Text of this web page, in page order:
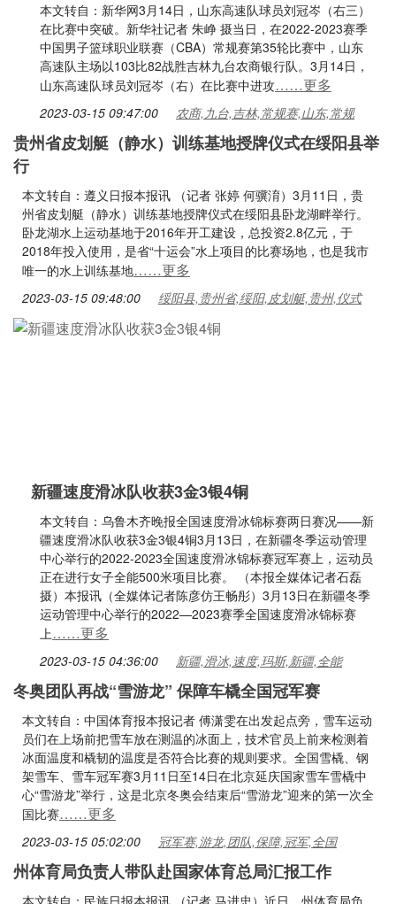
本文转自：新华网3月14日，山东高速队球员刘冠岑（右三）
在比赛中突破。新华社记者 朱峥 摄当日，在2022-2023赛季
中国男子篮球职业联赛（CBA）常规赛第35轮比赛中，山东
高速队主场以103比82战胜吉林九台农商银行队。3月14日，
山东高速队球员刘冠岑（右）在比赛中进攻……更多
2023-03-15 09:47:00 农商,九台,吉林,常规赛,山东,常规
贵州省皮划艇（静水）训练基地授牌仪式在绥阳县举
行
本文转自：遵义日报本报讯 （记者 张婷 何骥淯）3月11日，贵
州省皮划艇（静水）训练基地授牌仪式在绥阳县卧龙湖畔举行。
卧龙湖水上运动基地于2016年开工建设，总投资2.8亿元，于
2018年投入使用，是省“十运会”水上项目的比赛场地，也是我市
唯一的水上训练基地……更多
2023-03-15 09:48:00 绥阳县,贵州省,绥阳,皮划艇,贵州,仪式
新疆速度滑冰队收获3金3银4铜
本文转自：乌鲁木齐晚报全国速度滑冰锦标赛两日赛况——新
疆速度滑冰队收获3金3银4铜3月13日，在新疆冬季运动管理
中心举行的2022-2023全国速度滑冰锦标赛冠军赛上，运动员
正在进行女子全能500米项目比赛。 （本报全媒体记者石磊
摄）本报讯（全媒体记者陈彦仿王畅彤）3月13日在新疆冬季
运动管理中心举行的2022—2023赛季全国速度滑冰锦标赛
上……更多
2023-03-15 04:36:00 新疆,滑冰,速度,玛斯,新疆,全能
冬奥团队再战“雪游龙” 保障车橇全国冠军赛
本文转自：中国体育报本报记者 傅潇雯在出发起点旁，雪车运动
员们在上场前把雪车放在测温的冰面上，技术官员上前来检测着
冰面温度和橇韧的温度是否符合比赛的规则要求。全国雪橇、钢
架雪车、雪车冠军赛3月11日至14日在北京延庆国家雪车雪橇中
心“雪游龙”举行，这是北京冬奥会结束后“雪游龙”迎来的第一次全
国比赛……更多
2023-03-15 05:02:00 冠军赛,游龙,团队,保障,冠军,全国
州体育局负责人带队赴国家体育总局汇报工作
本文转自：民族日报本报讯 （记者 马进忠）近日，州体育局负